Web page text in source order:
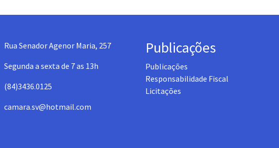
Rua Senador Agenor Maria, 257
Segunda a sexta de 7 as 13h
(84)3436.0125
camara.sv@hotmail.com
Publicações
Publicações
Responsabilidade Fiscal
Licitações